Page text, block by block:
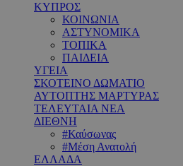
ΚΥΠΡΟΣ
ΚΟΙΝΩΝΙΑ
ΑΣΤΥΝΟΜΙΚΑ
ΤΟΠΙΚΑ
ΠΑΙΔΕΙΑ
ΥΓΕΙΑ
ΣΚΟΤΕΙΝΟ ΔΩΜΑΤΙΟ
ΑΥΤΟΠΤΗΣ ΜΑΡΤΥΡΑΣ
ΤΕΛΕΥΤΑΙΑ ΝΕΑ
ΔΙΕΘΝΗ
#Καύσωνας
#Μέση Ανατολή
ΕΛΛΑΔΑ